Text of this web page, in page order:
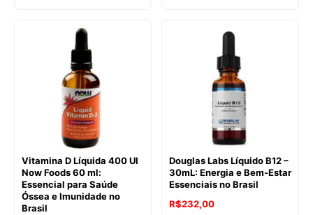
Vitamina D Líquida 400 UI
Now Foods 60 ml:
Essencial para Saúde
Óssea e Imunidade no
Brasil
Douglas Labs Líquido B12 –
30mL: Energia e Bem-Estar
Essenciais no Brasil
R$232,00